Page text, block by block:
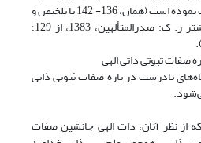
الاشتراک و ما به الامتیاز ترکیب نموده است (همان، 136- 142 با تلخیص و
تصرف؛ و نیز برای مطالعه بیشتر ر. ک: صدرالمتألهین، 1383، از 129؛
صفات ثبوتی ذاتی الهی
نادرست در باره صفات ثبوتی ذاتی
از نظر آنان، ذات الهی جانشین صفات